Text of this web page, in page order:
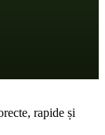
rapide și